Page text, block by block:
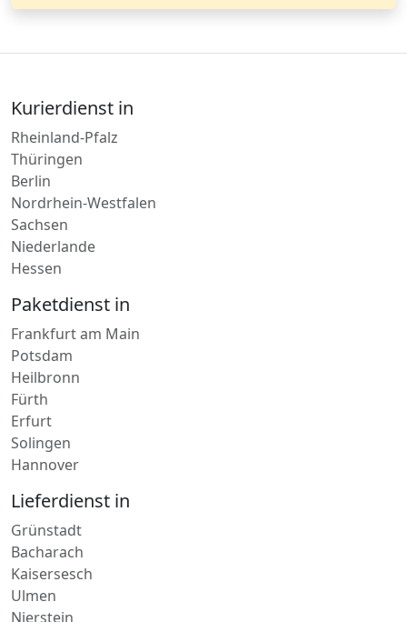
Kurierdienst in
Rheinland-Pfalz
Thüringen
Berlin
Nordrhein-Westfalen
Sachsen
Hessen
Paketdienst in
Frankfurt am Main
Potsdam
Heilbronn
Fürth
Erfurt
Hannover
Lieferdienst in
Grünstadt
Bacharach
Kaisersesch